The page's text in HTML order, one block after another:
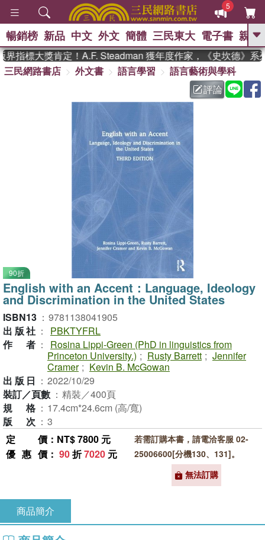
5
GO
熱搜： 東野圭吾 、 高希均教授回憶錄
父親節 、 如果歷
暑期推薦 、 國際布克
獎 臺灣漫遊錄
、
登輝時代
數學女孩：黎曼猜想
偉大的迷走神經
暢銷榜 新品 中文 外文 簡體 三民東大 電子書 親子
指標大獎肯定！A.F. Steadman 獲年度作家，《史坎德》系
三民網路書店
外文書 語言學習
語言藝術與學科
評論
90折
English with an Accent：Language, Ideology
and Discrimination in the United States
ISBN13 ： 9781138041905
出版社 ：
PBKTYFRL
作者 ：
Rosina Lippi-Green (PhD in linguistics from
Princeton University.) ; Rusty Barrett ; Jennifer
Cramer ; Kevin B. McGowan
出版日 ： 2022/10/29
裝訂／頁數 ： 精裝／400頁
規格 ： 17.4cm*24.6cm (高/寬)
版次 ： 3
定價 ：NT$ 7800 元
優惠價 ： 90折7020 元
若需訂購本書，請電洽客服 02-
25006600[分機130、131]。
無法訂購
商品簡介